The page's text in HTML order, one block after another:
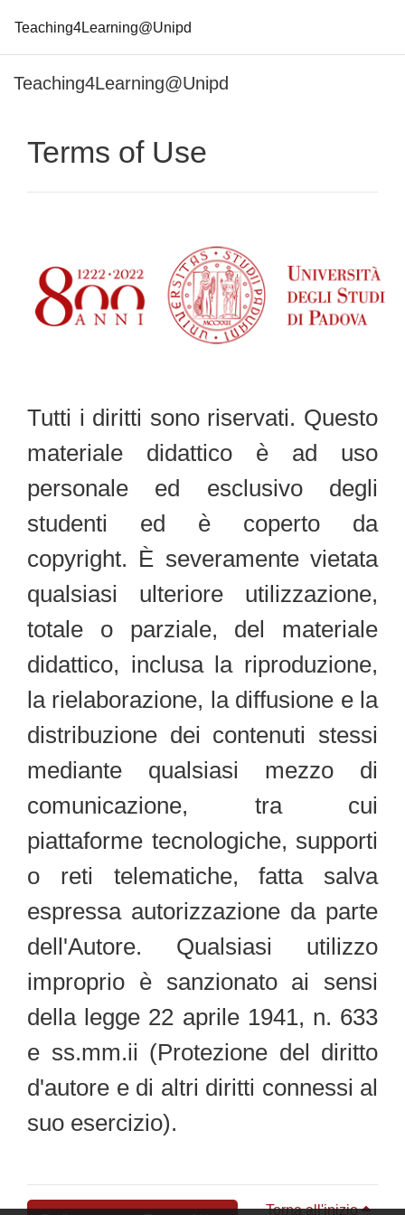
Teaching4Learning@Unipd
Teaching4Learning@Unipd
Terms of Use
Tutti i diritti sono riservati. Questo
materiale didattico è ad uso
personale ed esclusivo degli
studenti ed è coperto da
copyright. È severamente vietata
qualsiasi ulteriore utilizzazione,
totale o parziale, del materiale
didattico, inclusa la riproduzione,
la rielaborazione, la diffusione e la
distribuzione dei contenuti stessi
mediante qualsiasi mezzo di
comunicazione, tra cui
piattaforme tecnologiche, supporti
o reti telematiche, fatta salva
espressa autorizzazione da parte
dell'Autore. Qualsiasi utilizzo
improprio è sanzionato ai sensi
della legge 22 aprile 1941, n. 633
e ss.mm.ii (Protezione del diritto
d'autore e di altri diritti connessi al
suo esercizio).
Torna all'inizio